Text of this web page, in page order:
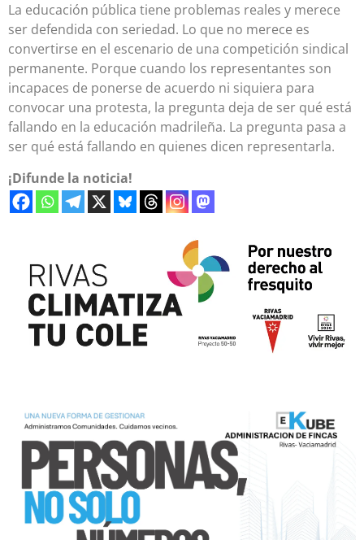
La educación pública tiene problemas reales y merece
ser defendida con seriedad. Lo que no merece es
convertirse en el escenario de una competición sindical
permanente. Porque cuando los representantes son
incapaces de ponerse de acuerdo ni siquiera para
convocar una protesta, la pregunta deja de ser qué está
fallando en la educación madrileña. La pregunta pasa a
ser qué está fallando en quienes dicen representarla.
¡Difunde la noticia!